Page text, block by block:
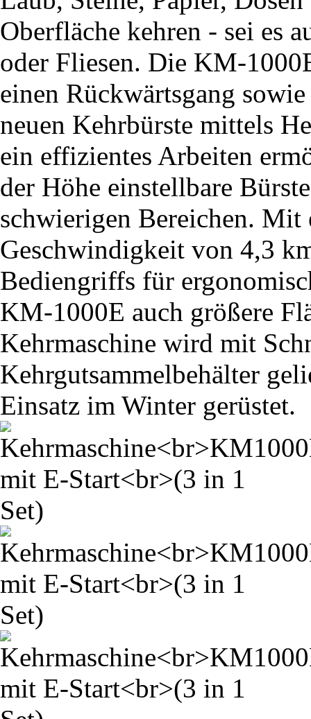
Oberfläche kehren - sei es
oder Fliesen. Die KM-
einen Rückwärtsgang
neuen Kehrbürste mittels
ein effizientes Arbeiten
der Höhe einstellbare
schwierigen Bereichen. Mit
Geschwindigkeit von 4,3
Bediengriffs für
KM-1000E auch größere
Kehrmaschine wird mit
Kehrgutsammelbehälter
Einsatz im Winter gerüstet.